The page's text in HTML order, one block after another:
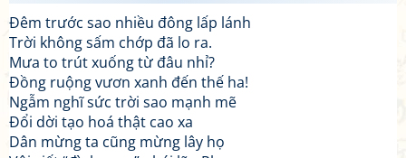
Đêm trước sao nhiều đông lấp lánh
Trời không sấm chớp đã lo ra.
Mưa to trút xuống từ đâu nhỉ?
Đồng ruộng vươn xanh đến thế ha!
Ngẫm nghĩ sức trời sao mạnh mẽ
Đổi dời tạo hoá thật cao xa
Dân mừng ta cũng mừng lây họ